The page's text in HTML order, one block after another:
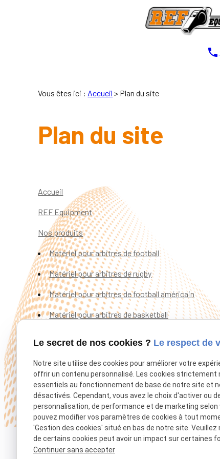
phone
Vous êtes ici : Accueil > Plan du site
Plan du site
Accueil
REF Equipment
Nos produits
Matériel pour arbitres de football
Matériel pour arbitres de rugby
Matériel pour arbitres de football américain
Matériel pour arbitres de basketball
Actualités
Contact
Le secret de nos cookies ? Le respect de
Notre site utilise des cookies pour améliorer votre
offrir un contenu personnalisé. Les cookies strictement
essentiels au fonctionnement de base de notre site et
désactivés. Cependant, vous avez le choix d'activer ou
personnalisation, de performance et de marketing
pouvez modifier vos paramètres de cookies à tout
'Gestion des cookies' situé en bas de notre site.
de certains cookies peut avoir un impact sur certaines
Continuer sans accepter